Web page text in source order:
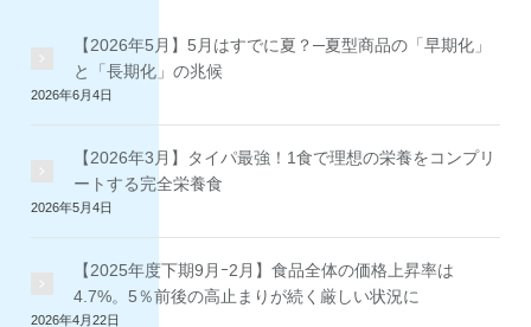
【2026年5月】5月はすでに夏？─夏型商品の「早期化」
と「長期化」の兆候
2026年6月4日
【2026年3月】タイパ最強！1食で理想の栄養をコンプリ
ートする完全栄養食
2026年5月4日
【2025年度下期9月ｰ2月】食品全体の価格上昇率は
4.7%。5％前後の高止まりが続く厳しい状況に
2026年4月22日